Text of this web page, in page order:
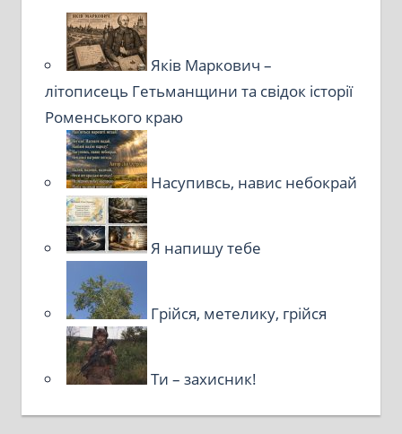
Яків Маркович –
літописець Гетьманщини та свідок історії
Роменського краю
Насупивсь, навис небокрай
Я напишу тебе
Грійся, метелику, грійся
Ти – захисник!